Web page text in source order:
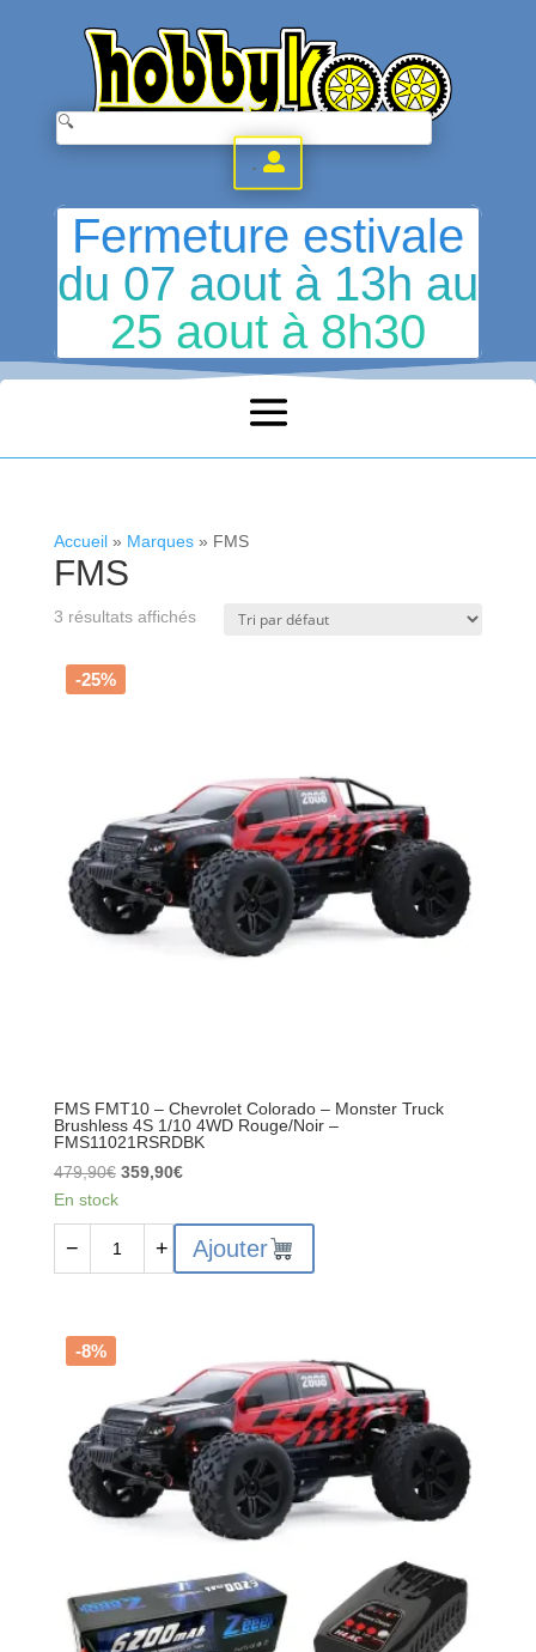
.
Fermeture estivale
du 07 aout à 13h au
25 aout à 8h30
Accueil» Marques» FMS
FMS
3 résultats affichés
-25%
FMS FMT10 – Chevrolet Colorado – Monster Truck
Brushless 4S 1/10 4WD Rouge/Noir –
FMS11021RSRDBK
479,90€ Le
initial
était :
359,90€Le
actuel
est :
En stock
Colorado
Monster
Truck
Brushless
4WD
Rouge/Noir
− + Ajouter
-8%